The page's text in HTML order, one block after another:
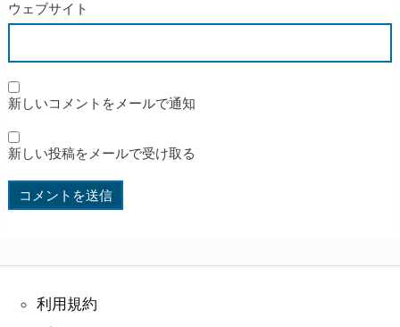
ウェブサイト
新しいコメントをメールで通知
新しい投稿をメールで受け取る
利用規約